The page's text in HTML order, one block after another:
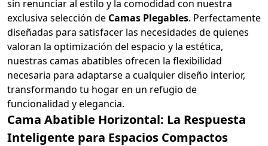
sin renunciar al estilo y la comodidad con nuestra
exclusiva selección de Camas Plegables. Perfectamente
diseñadas para satisfacer las necesidades de quienes
valoran la optimización del espacio y la estética,
nuestras camas abatibles ofrecen la flexibilidad
necesaria para adaptarse a cualquier diseño interior,
transformando tu hogar en un refugio de
funcionalidad y elegancia.
Cama Abatible Horizontal: La Respuesta
Inteligente para Espacios Compactos